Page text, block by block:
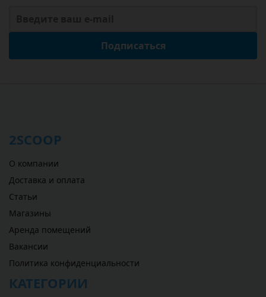
Подписаться
2SCOOP
О компании
Доставка и оплата
Статьи
Магазины
Аренда помещений
Вакансии
Политика конфиденциальности
КАТЕГОРИИ